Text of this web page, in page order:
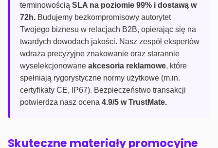
terminowością SLA na poziomie 99% i dostawą w
72h. Budujemy bezkompromisowy autorytet
Twojego biznesu w relacjach B2B, opierając się na
twardych dowodach jakości. Nasz zespół ekspertów
wdraża precyzyjne znakowanie oraz starannie
wyselekcjonowane akcesoria reklamowe, które
spełniają rygorystyczne normy użytkowe (m.in.
certyfikaty CE, IP67). Bezpieczeństwo transakcji
potwierdza nasz ocena 4.9/5 w TrustMate.
Skuteczne materiały promocyjne